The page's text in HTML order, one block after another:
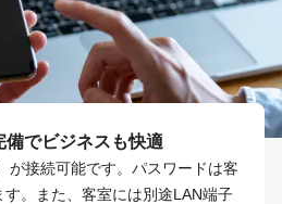
備でビジネスも快適
が接続可能です。パスワードは客
。また、客室には別途LAN端子